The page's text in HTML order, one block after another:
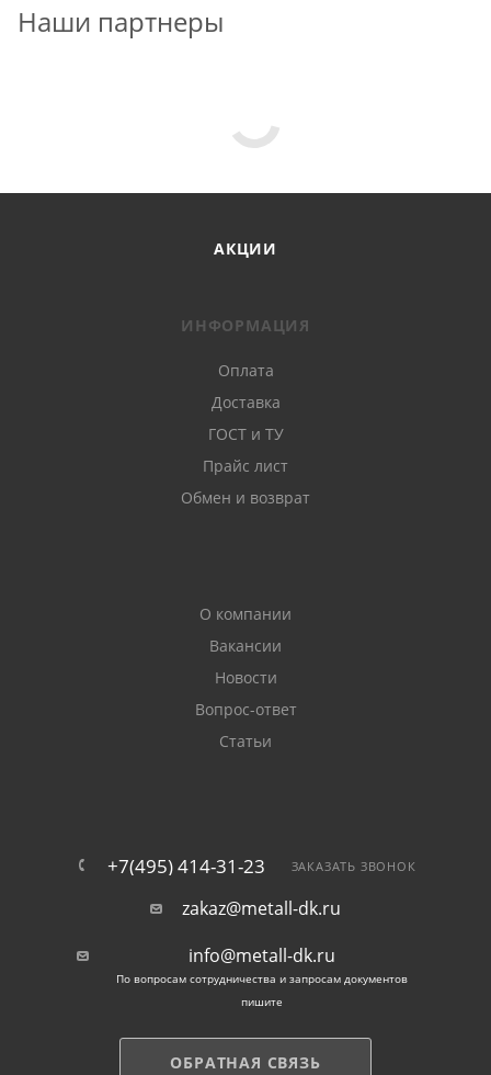
Наши партнеры
АКЦИИ
ИНФОРМАЦИЯ
Оплата
Доставка
ГОСТ и ТУ
Прайс лист
Обмен и возврат
О компании
Вакансии
Новости
Вопрос-ответ
Статьи
+7(495) 414-31-23 ЗАКАЗАТЬ ЗВОНОК
zakaz@metall-dk.ru
info@metall-dk.ru
По вопросам сотрудничества и запросам документов
пишите
ОБРАТНАЯ СВЯЗЬ